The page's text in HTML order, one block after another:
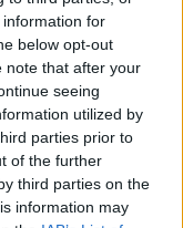
for
below opt-out
note that after your
seeing
utilized by
parties prior to
of the further
third parties on the
information mayerősít a